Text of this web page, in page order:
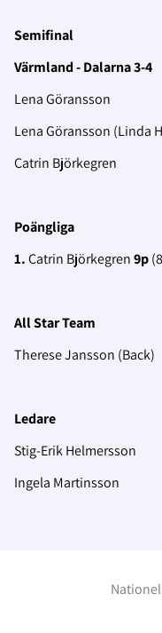
Semifinal
Värmland - Dalarna 3-4
Lena Göransson
Lena Göransson (Linda
Catrin Björkegren
Poängliga
1.Catrin Björkegren9p
All Star Team
Therese Jansson (Back)
Ledare
Stig-Erik Helmersson
Ingela Martinsson